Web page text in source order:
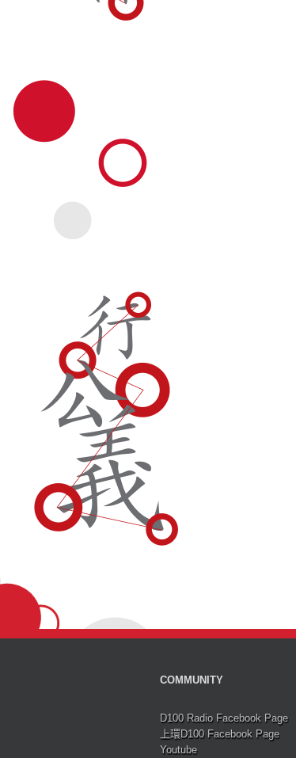
COMMUNITY
D100 Radio Facebook Page
上環D100 Facebook Page
Youtube